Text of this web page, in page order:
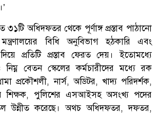
অধিদফতর থেকে পূর্ণাঙ্গ প্রস্তাব পাঠানো
বিধি অনুবিভাগ হঠকারি এবং
প্রতিটি প্রস্তাব ফেরত দেয়। ইতোমধ্যে
বেতন স্কেলের কর্মচারীদের মধ্যে রক
প্রকৌশলী, নার্স, অডিটর, খাদ্য পরিদর্শক,
শিক্ষক, পুলিশের এসআইসহ অসংখ্য পদের
উন্নীত করেছে। অথচ অধিদফতর, দফতর,